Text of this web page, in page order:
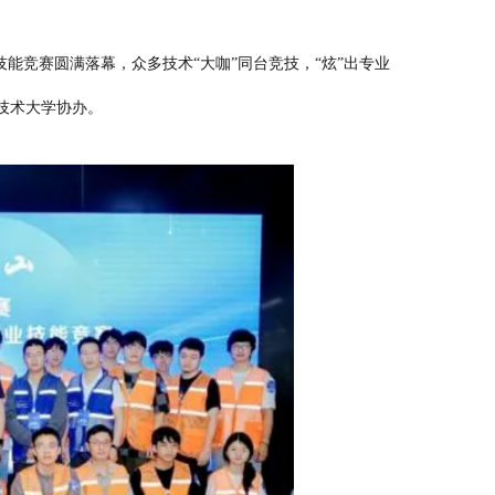
竞赛圆满落幕，众多技术“大咖”同台竞技，“炫”出专业
大学协办。